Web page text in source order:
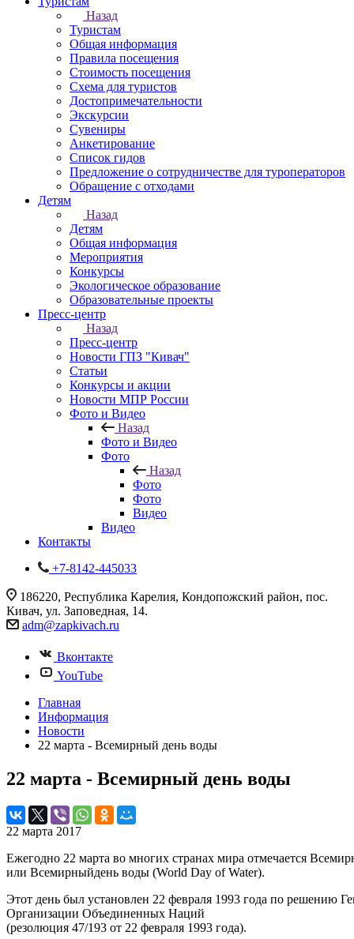
Назад
Туристам
Общая информация
Правила посещения
Стоимость посещения
Схема для туристов
Достопримечательности
Экскурсии
Сувениры
Анкетирование
Список гидов
Предложение о сотрудничестве для туроператоров
Обращение с отходами
Детям
Назад
Детям
Общая информация
Мероприятия
Конкурсы
Экологическое образование
Образовательные проекты
Пресс-центр
Назад
Пресс-центр
Новости ГПЗ "Кивач"
Статьи
Конкурсы и акции
Новости МПР России
Фото и Видео
Назад
Фото и Видео
Фото
Назад
Фото
Фото
Видео
Видео
Контакты
+7-8142-445033
186220, Республика Карелия, Кондопожский район, пос.
Кивач, ул. Заповедная, 14.
adm@zapkivach.ru
Вконтакте
YouTube
Главная
Информация
Новости
22 марта - Всемирный день воды
22 марта - Всемирный день воды
22 марта 2017
Ежегодно 22 марта во многих странах мира отмечается
или Всемирныйдень воды (World Day of Water).
Этот день был установлен 22 февраля 1993 года по решению
Организации Объединенных Наций
(резолюция 47/193 от 22 февраля 1993 года).